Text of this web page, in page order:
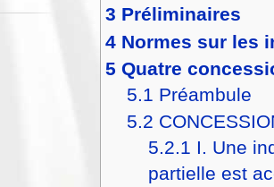
3 Préliminaires
4 Normes sur les
5 Quatre
5.1 Préambule
5.2
5.2.1 I. Une
partielle est